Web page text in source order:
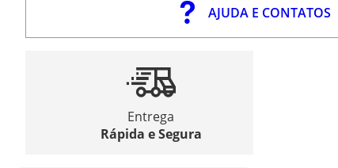
AJUDA E CONTATOS
Entrega
Rápida e Segura